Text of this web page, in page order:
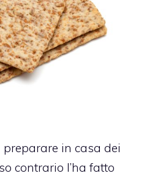
in casa dei
contrario l’ha fatto